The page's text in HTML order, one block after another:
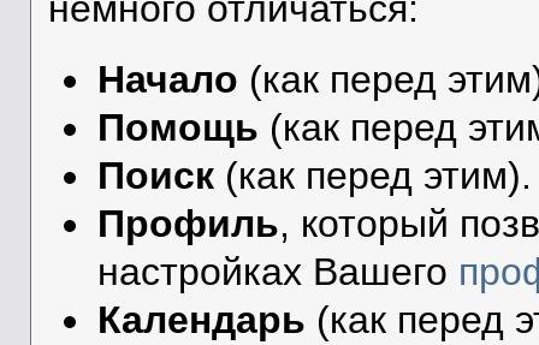
Начало (как перед
Помощь (как перед
Поиск (как перед этим).
Профиль, который
настройках Вашего
Календарь (как перед